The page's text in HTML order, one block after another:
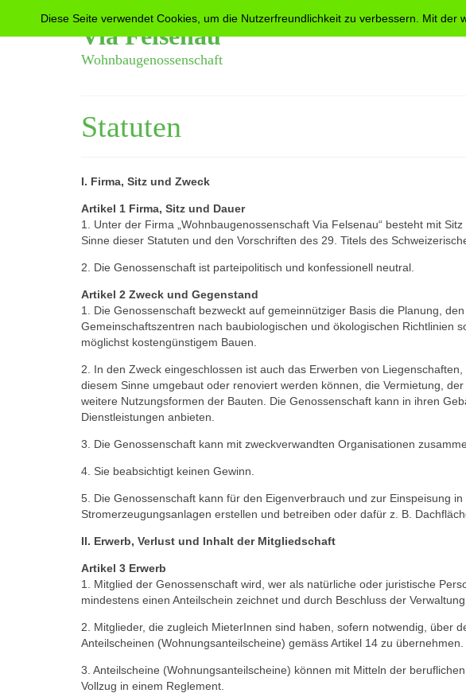
Via Felsenau
Wohnbaugenossenschaft
Statuten
I. Firma, Sitz und Zweck
Artikel 1 Firma, Sitz und Dauer
1. Unter der Firma „Wohnbaugenossenschaft Via Felsenau“ besteht mit
Sinne dieser Statuten und den Vorschriften des 29. Titels des
2. Die Genossenschaft ist parteipolitisch und konfes­sionell neutral.
Artikel 2 Zweck und Gegenstand
1. Die Genossenschaft bezweckt auf gemeinnütziger Basis die Planung,
Gemeinschaftszentren nach baubiologischen und ökologischen Richt­linien
möglichst kostengünstigem Bauen.
2. In den Zweck eingeschlossen ist auch das Erwerben von
diesem Sinne umgebaut oder renoviert werden können, die Vermietung,
weitere Nutzungsformen der Bauten. Die Genossenschaft kann in ihren
Dienstleistungen anbieten.
3. Die Genossenschaft kann mit zweckverwandten Organisationen
4. Sie beabsichtigt keinen Gewinn.
5. Die Genossenschaft kann für den Eigenverbrauch und zur Einspeisung
Stromerzeugungsanlagen erstellen und betreiben oder dafür z. B.
II. Erwerb, Verlust und Inhalt der Mitgliedschaft
Artikel 3 Erwerb
1. Mitglied der Genossenschaft wird, wer als natürliche oder juristische
mindestens einen Anteilschein zeichnet und durch Beschluss der Verwaltung.
2. Mitglieder, die zugleich MieterInnen sind haben, sofern notwendig, über
Anteilscheinen (Wohnungsanteilscheine) gemäss Artikel 14 zu übernehmen.
3. Anteilscheine (Wohnungsanteilscheine) können mit Mitteln der
Vollzug in einem Reglement.
Diese Seite verwendet Cookies, um die Nutzerfreundlichkeit zu verbessern. Mit der